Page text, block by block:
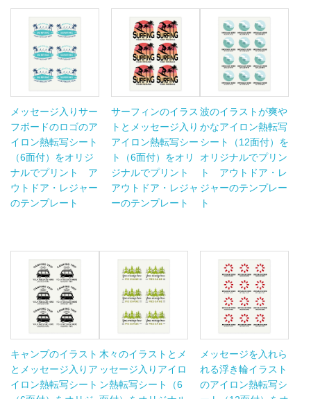
メッセージ入りサー
フボードのロゴのア
イロン熱転写シート
（6面付）をオリジ
ナルでプリント ア
ウトドア・レジャー
のテンプレート
サーフィンのイラス
トとメッセージ入り
アイロン熱転写シー
ト（6面付）をオリ
ジナルでプリント
アウトドア・レジャ
ーのテンプレート
波のイラストが爽や
かなアイロン熱転写
シート（12面付）を
オリジナルでプリン
ト アウトドア・レ
ジャーのテンプレー
ト
キャンプのイラスト
とメッセージ入りア
イロン熱転写シート
木々のイラストとメ
ッセージ入りアイロ
ン熱転写シート（6
メッセージを入れら
れる浮き輪イラスト
のアイロン熱転写シ